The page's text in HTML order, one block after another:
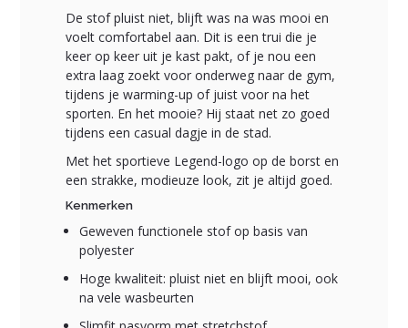
De stof pluist niet, blijft was na was mooi en
voelt comfortabel aan. Dit is een trui die je
keer op keer uit je kast pakt, of je nou een
extra laag zoekt voor onderweg naar de gym,
tijdens je warming-up of juist voor na het
sporten. En het mooie? Hij staat net zo goed
tijdens een casual dagje in de stad.
Met het sportieve Legend-logo op de borst en
een strakke, modieuze look, zit je altijd goed.
Kenmerken
Geweven functionele stof op basis van
polyester
Hoge kwaliteit: pluist niet en blijft mooi, ook
na vele wasbeurten